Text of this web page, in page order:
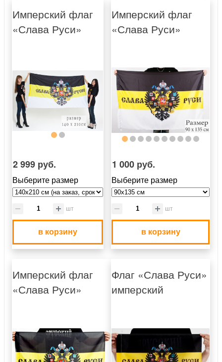
Имперский флаг
«Слава Руси»
2 999 руб.
Выберите размер
шт
в корзину
Имперский флаг
«Слава Руси»
1 000 руб.
Выберите размер
шт
в корзину
Имперский флаг
«Слава Руси»
Флаг «Слава Руси»
имперский